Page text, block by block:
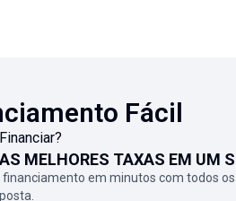
Fácil
MELHORES TAXAS EM UM
financiamento em minutos com todos